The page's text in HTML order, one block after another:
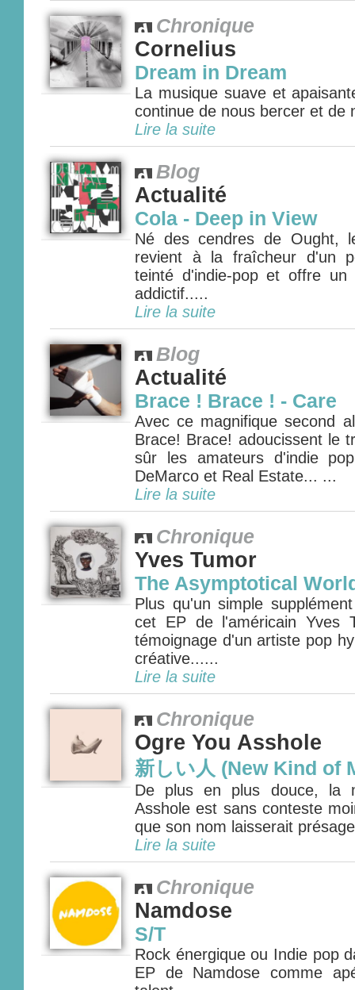
Chronique
Cornelius
Dream in Dream
La musique suave et
continue de nous bercer et
Lire la suite
Blog
Actualité
Cola - Deep in View
Né des cendres de Ought,
revient à la fraîcheur d'un
teinté d'indie-pop et offre un
addictif.....
Lire la suite
Blog
Actualité
Brace ! Brace ! - Care
Avec ce magnifique second
Brace! Brace! adoucissent le
sûr les amateurs d'indie
DeMarco et Real Estate... ...
Lire la suite
Chronique
Yves Tumor
The Asymptotical
Plus qu'un simple
cet EP de l'américain Yves
témoignage d'un artiste pop
créative......
Lire la suite
Chronique
Ogre You Asshole
新しい人 (New Kind of
De plus en plus douce, la
Asshole est sans conteste
que son nom laisserait
Lire la suite
Chronique
Namdose
S/T
Rock énergique ou Indie pop
EP de Namdose comme